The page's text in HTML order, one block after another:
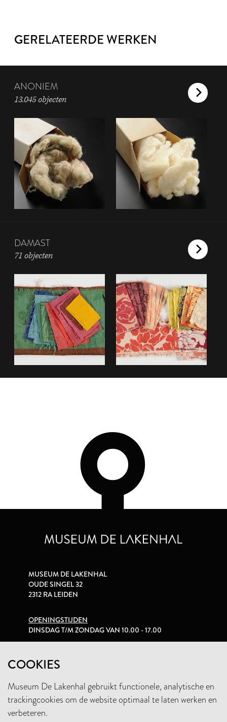
GERELATEERDE WERKEN
ANONIEM
13.045 objecten
DAMAST
71 objecten
COOKIES
Museum De Lakenhal gebruikt functionele, analytische en
trackingcookies om de website optimaal te laten werken en
verbeteren.
MUSEUM DE LAKENHAL
OUDE SINGEL 32
2312 RA LEIDEN
OPENINGSTIJDEN
DINSDAG T/M ZONDAG VAN 10.00 - 17.00
+31 (0)71 5165360
INFO@LAKENHAL.NL